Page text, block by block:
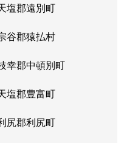
塩郡遠別町
谷郡猿払村
幸郡中頓別町
塩郡豊富町
尻郡利尻町